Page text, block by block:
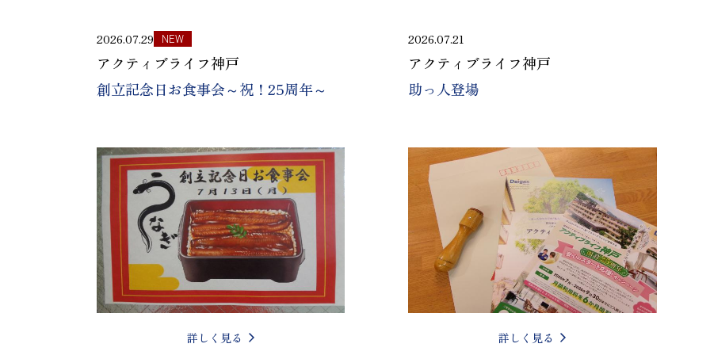
2026.07.29 NEW
アクティブライフ神戸
創立記念日お食事会～祝！25周年～
詳しく見る
2026.07.21
アクティブライフ神戸
助っ人登場
詳しく見る